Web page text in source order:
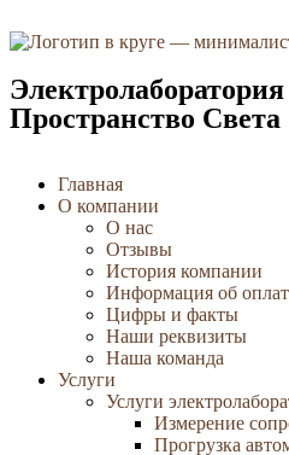
Электролаборатория
Пространство Света
Главная
О компании
О нас
Отзывы
История компании
Информация об
Цифры и факты
Наши реквизиты
Наша команда
Услуги
Услуги
Измерение
Прогрузка